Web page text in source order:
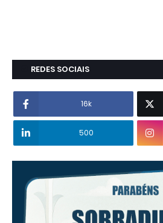
REDES SOCIAIS
16k
500